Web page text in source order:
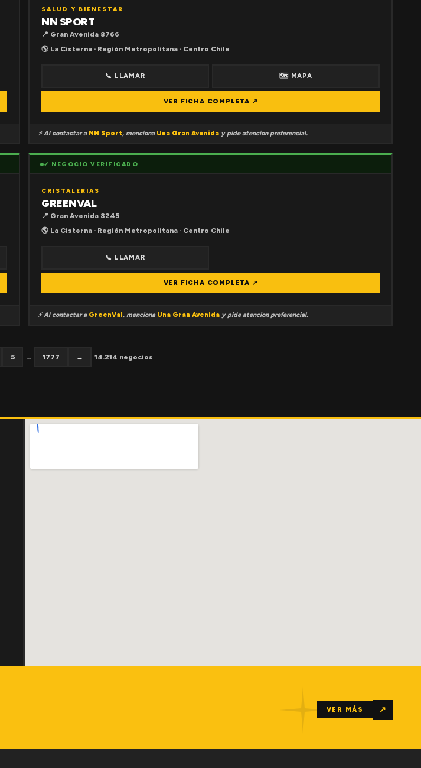
SALUD Y BIENESTAR
NN SPORT
📍 Gran Avenida 8766
🌎 La Cisterna · Región Metropolitana · Centro Chile
📞 LLAMAR 🗺 MAPA
VER FICHA COMPLETA ↗
⚡ Al contactar a NN Sport, menciona Una Gran Avenida y pide atencion preferencial.
✔ NEGOCIO VERIFICADO
CRISTALERIAS
GREENVAL
📍 Gran Avenida 8245
🌎 La Cisterna · Región Metropolitana · Centro Chile
📞 LLAMAR
VER FICHA COMPLETA ↗
⚡ Al contactar a GreenVal, menciona Una Gran Avenida y pide atencion preferencial.
5 ... 1777 → 14.214 negocios
VER MÁS ↗